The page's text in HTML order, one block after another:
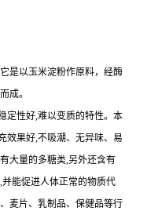
是以玉米淀粉作原料，经酶
成。
定性好,难以变质的特性。本
效果好,不吸潮、无异味、易
大量的多糖类,另外还含有
能促进人体正常的物质代
麦片、乳制品、保健品等行